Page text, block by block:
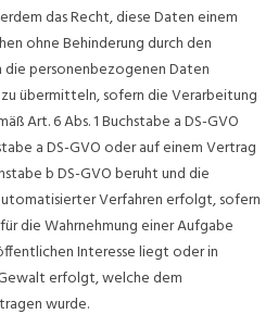
das Recht, diese Daten einem
ohne Behinderung durch den
personenbezogenen Daten
übermitteln, sofern die Verarbeitung
Art. 6 Abs. 1 Buchstabe a DS-GVO
a DS-GVO oder auf einem Vertrag
b DS-GVO beruht und die
Verfahren erfolgt, sofern
die Wahrnehmung einer Aufgabe
Interesse liegt oder in
erfolgt, welche dem
wurde.